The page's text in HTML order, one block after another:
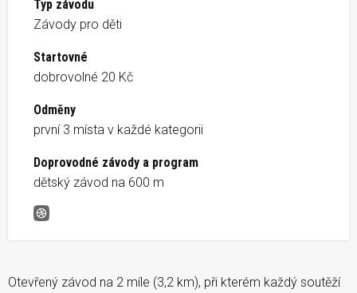
Typ závodu
Závody pro děti
Startovné
dobrovolné 20 Kč
Odměny
první 3 místa v každé kategorii
Doprovodné závody a program
dětský závod na 600 m
Běh 2 míle Olomouc
Otevřený závod na 2 míle (3,2 km), při kterém každý soutěží